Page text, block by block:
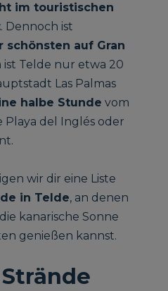
im touristischen
. Dennoch ist
schönsten auf Gran
ist Telde nur etwa 20
Las Palmas
halbe Stunde vom
Playa del Inglés oder
wir dir eine Liste
in Telde, an denen
kanarische Sonne
genießen kannst.